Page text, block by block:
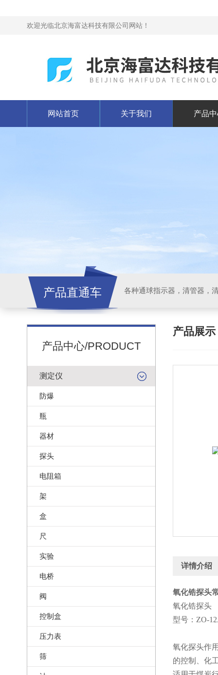
欢迎光临北京海富达科技有限公司网站！
网站首页 关于我们 产品
产品直通车 各种通球指示器，清管器，
产品中心/PRODUCT
测定仪
防爆
瓶
器材
探头
电阻箱
架
盒
尺
实验
电桥
阀
控制盒
压力表
筛
产品展示
详情介绍
氧化锆探头
氧化锆探头
型号：ZO-
氧化探头作
的控制、化